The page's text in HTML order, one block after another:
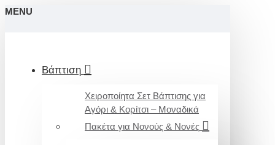
MENU
Βάπτιση
Χειροποίητα Σετ Βάπτισης για
Αγόρι & Κορίτσι – Μοναδικά
Πακέτα για Νονούς & Νονές